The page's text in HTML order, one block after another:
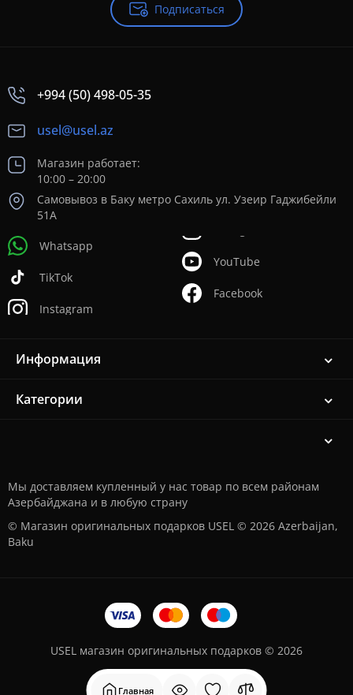
Главная
Подписаться
+994 (50) 498-05-35
usel@usel.az
Магазин работает:
10:00 – 20:00
Самовывоз в Баку метро Сахиль ул. Узеир Гаджибейли
51А
Whatsapp
TikTok
Instagram
YouTube
Facebook
Информация
Категории
Мы доставляем купленный у нас товар по всем районам
Азербайджана и в любую страну
© Магазин оригинальных подарков USEL © 2026 Azerbaijan,
Baku
USEL магазин оригинальных подарков © 2026